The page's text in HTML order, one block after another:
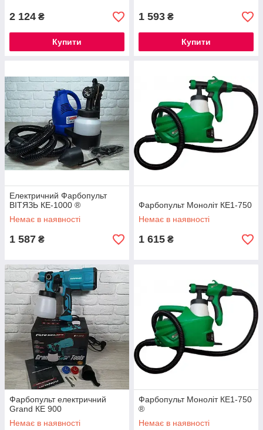
2 124 ₴
Купити
1 593 ₴
Купити
Електричний Фарбопульт
ВІТЯЗЬ КЕ-1000 ®
Немає в наявності
1 587 ₴
Фарбопульт Моноліт КЕ1-750
Немає в наявності
1 615 ₴
Фарбопульт електричний
Grand КЕ 900
Немає в наявності
Фарбопульт Моноліт КЕ1-750
®
Немає в наявності